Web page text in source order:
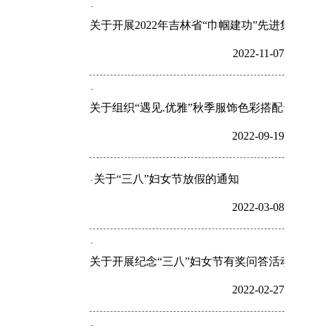
关于开展2022年吉林省“巾帼建功”先进集体
2022-11-07
关于组织“遇见.优雅”秋季服饰色彩搭配云沙
2022-09-19
关于“三八”妇女节放假的通知
2022-03-08
关于开展纪念“三八”妇女节有奖问答活动的
2022-02-27